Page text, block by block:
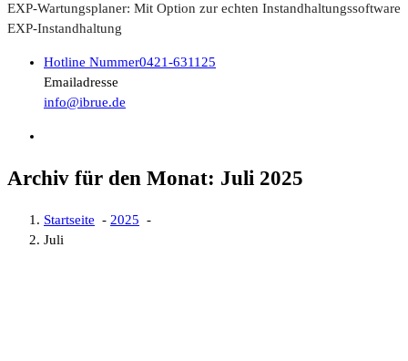
EXP-Wartungsplaner: Mit Option zur echten Instandhaltungssoftware
EXP-Instandhaltung
Hotline Nummer0421-631125
Emailadresse
info@ibrue.de
Archiv für den Monat: Juli 2025
Startseite - 2025 -
Juli